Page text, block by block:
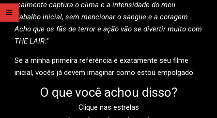
realmente captura o clima e a intensidade do meu
trabalho inicial, sem mencionar o sangue e a coragem.
Acho que os fãs de terror e ação vão se divertir muito com
THE LAIR.”
Se a minha primeira referência é exatamente seu filme
inicial, vocês já devem imaginar como estou empolgado.
O que você achou disso?
Clique nas estrelas